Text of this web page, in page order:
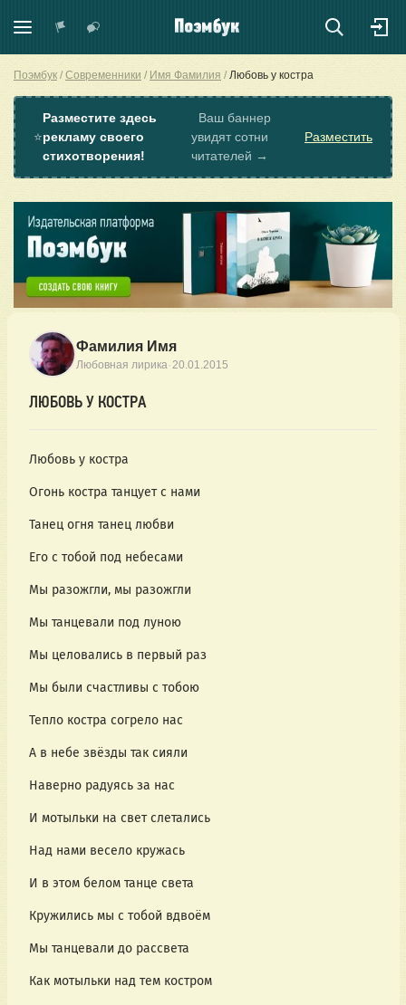
Поэмбук Современники Имя Фамилия Любовь у костра
⭐
Разместите здесь
рекламу своего
стихотворения!
Ваш баннер
увидят сотни
читателей →
Разместить
Фамилия Имя
Любовная лирика·20.01.2015
ЛЮБОВЬ У КОСТРА
Любовь у костра
Огонь костра танцует с нами
Танец огня танец любви
Его с тобой под небесами
Мы разожгли, мы разожгли
Мы танцевали под луною
Мы целовались в первый раз
Мы были счастливы с тобою
Тепло костра согрело нас
А в небе звёзды так сияли
Наверно радуясь за нас
И мотыльки на свет слетались
Над нами весело кружась
И в этом белом танце света
Кружились мы с тобой вдвоём
Мы танцевали до рассвета
Как мотыльки над тем костром